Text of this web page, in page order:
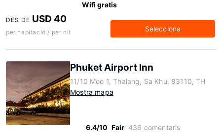
Wifi gratis
DES DE USD 40
per habitació / per nit Selecciona
Phuket Airport Inn
11/10 Moo 1, Thalang, Sa Khu, 83110, TH
Mostra mapa
6.4/10 Fair 436 comentaris